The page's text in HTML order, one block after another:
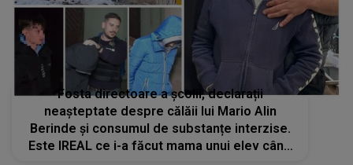
Fosta directoare a școlii, declarații
neașteptate despre călăii lui Mario Alin
Berinde și consumul de substanțe interzise.
Este IREAL ce i-a făcut mama unui elev când